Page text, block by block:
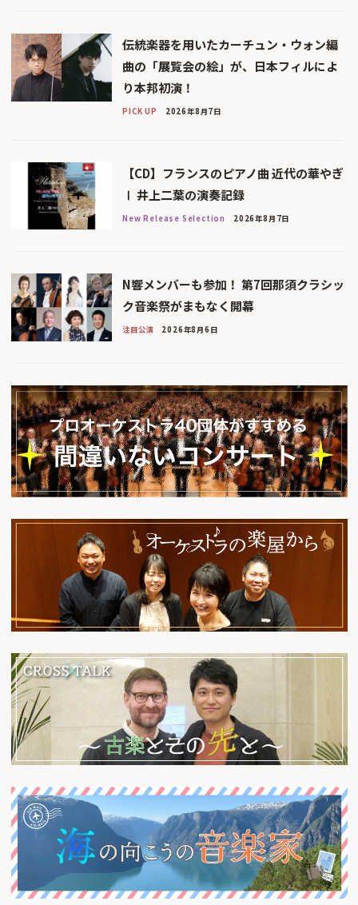
伝統楽器を用いたカーチュン・ウォン編
曲の「展覧会の絵」が、日本フィルによ
り本邦初演！
PICK UP 2026年8月7日
【CD】フランスのピアノ曲 近代の華やぎ
Ⅰ 井上二葉の演奏記録
New Release Selection 2026年8月7日
N響メンバーも参加！ 第7回那須クラシッ
ク音楽祭がまもなく開幕
注目公演 2026年8月6日